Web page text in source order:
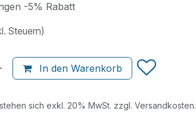
-5% Rabatt
Steuern)
In den Warenkorb
sich exkl. 20% MwSt. zzgl. Versandkosten.